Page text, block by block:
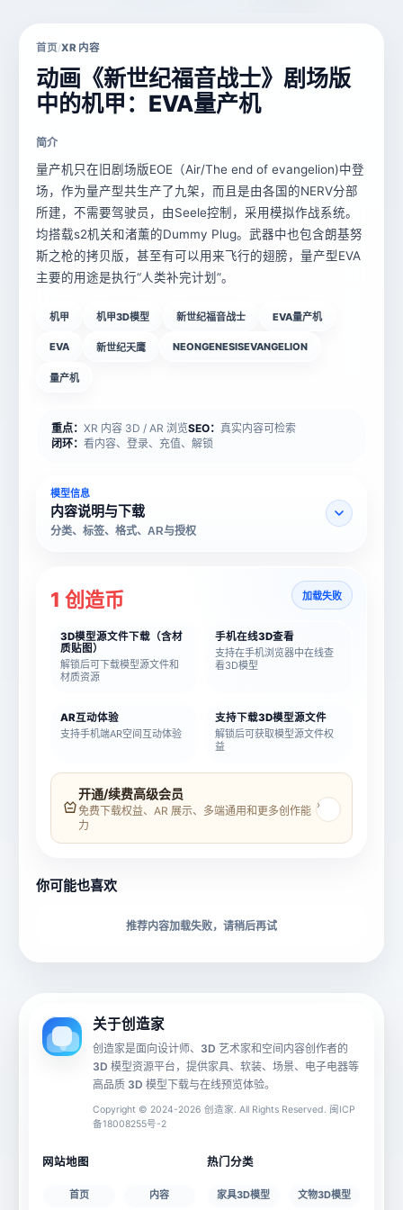
首页/XR 内容
动画《新世纪福音战士》剧场版
中的机甲：EVA量产机
简介
量产机只在旧剧场版EOE（Air/The end of evangelion)中登
场，作为量产型共生产了九架，而且是由各国的NERV分部
所建，不需要驾驶员，由Seele控制，采用模拟作战系统。
均搭载s2机关和渚薰的Dummy Plug。武器中也包含朗基努
斯之枪的拷贝版，甚至有可以用来飞行的翅膀，量产型EVA
主要的用途是执行“人类补完计划”。
机甲 机甲3D模型 新世纪福音战士 EVA量产机
EVA 新世纪天鹰 NEONGENESISEVANGELION
量产机
重点： XR 内容 3D / AR 浏览SEO： 真实内容可检索
闭环： 看内容、登录、充值、解锁
模型信息
内容说明与下载
分类、标签、格式、AR与授权
模型名称
材质贴图
文件大小
1 创造币 加载失败
3D模型源文件下载（含材
质贴图）
解锁后可下载模型源文件和
材质资源
手机在线3D查看
支持在手机浏览器中在线查
看3D模型
AR互动体验
支持手机端AR空间互动体验
支持下载3D模型源文件
解锁后可获取模型源文件权
益
开通/续费高级会员
免费下载权益、AR 展示、多端通用和更多创作能
力
›
你可能也喜欢
推荐内容加载失败，请稍后再试
关于创造家
创造家是面向设计师、3D 艺术家和空间内容创作者的
3D 模型资源平台，提供家具、软装、场景、电子电器等
高品质 3D 模型下载与在线预览体验。
Copyright © 2024-2026 创造家. All Rights Reserved. 闽ICP
备18008255号-2
网站地图
首页 内容
热门分类
家具3D模型 文物3D模型